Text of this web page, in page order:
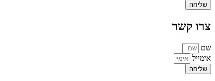
שליחה
צרו קשר
שם
אימייל
שליחה